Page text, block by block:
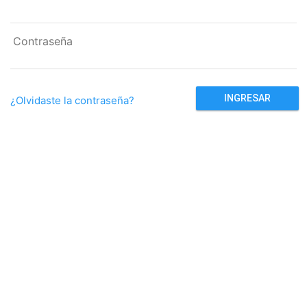
Contraseña
¿Olvidaste la contraseña?